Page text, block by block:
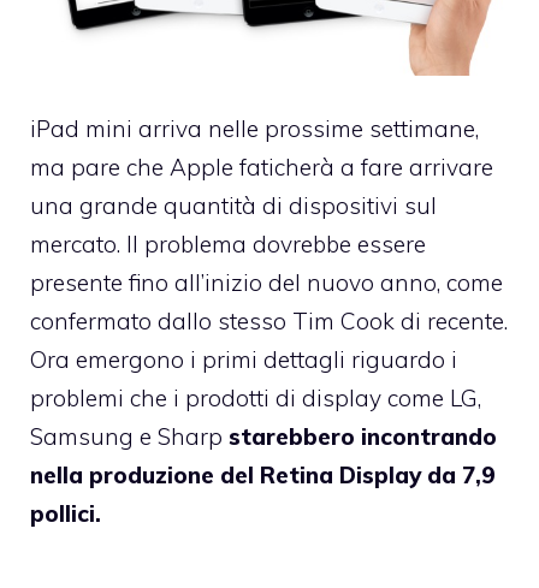
iPad mini arriva nelle prossime settimane,
ma pare che Apple faticherà a fare arrivare
una grande quantità di dispositivi sul
mercato. Il problema dovrebbe essere
presente fino all’inizio del nuovo anno, come
confermato dallo stesso Tim Cook di recente.
Ora emergono i primi dettagli riguardo i
problemi che i prodotti di display come LG,
Samsung e Sharp starebbero incontrando
nella produzione del Retina Display da 7,9
pollici.